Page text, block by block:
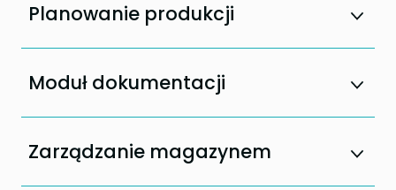
Planowanie produkcji
Moduł dokumentacji
Zarządzanie magazynem